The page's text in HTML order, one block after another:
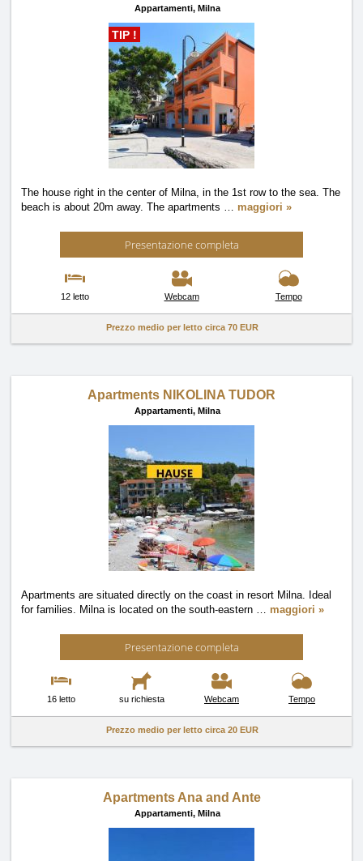
Appartamenti, Milna
TIP !
The house right in the center of Milna, in the 1st row to the sea. The
beach is about 20m away. The apartments … maggiori »
Presentazione completa
12 letto Webcam Tempo
Prezzo medio per letto circa 70 EUR
Apartments NIKOLINA TUDOR
Appartamenti, Milna
Apartments are situated directly on the coast in resort Milna. Ideal
for families. Milna is located on the south-eastern … maggiori »
Presentazione completa
16 letto su richiesta Webcam Tempo
Prezzo medio per letto circa 20 EUR
Apartments Ana and Ante
Appartamenti, Milna